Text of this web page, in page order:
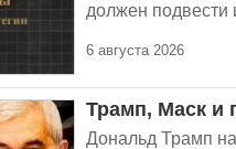
должен подвести
6 августа 2026
Трамп, Маск и
Дональд Трамп